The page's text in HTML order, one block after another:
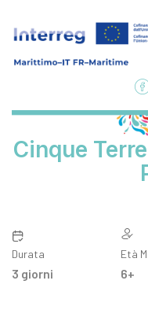
Cinque
Durata
3 giorni
Età
6+